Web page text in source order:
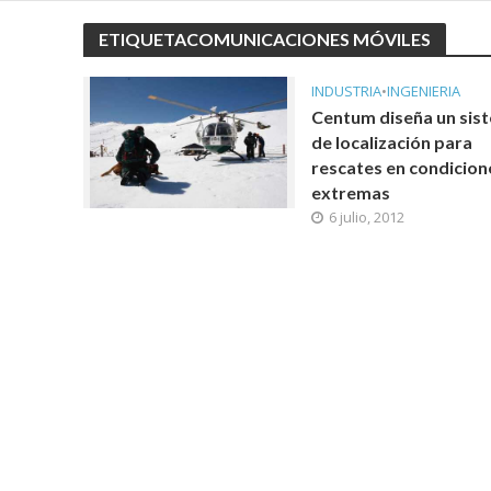
ETIQUETACOMUNICACIONES MÓVILES
INDUSTRIA•INGENIERIA
Centum diseña un
de localización para
rescates en
extremas
6 julio, 2012